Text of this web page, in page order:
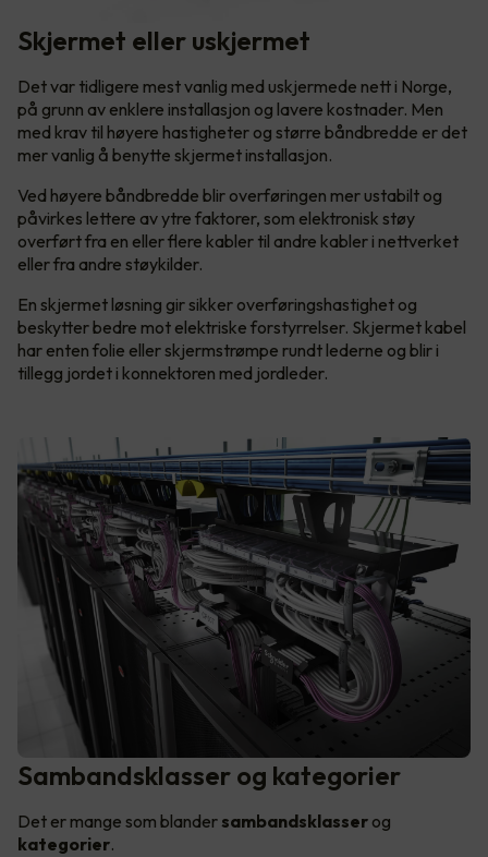
Skjermet eller uskjermet
Det var tidligere mest vanlig med uskjermede nett i Norge,
på grunn av enklere installasjon og lavere kostnader. Men
med krav til høyere hastigheter og større båndbredde er det
mer vanlig å benytte skjermet installasjon.
Ved høyere båndbredde blir overføringen mer ustabilt og
påvirkes lettere av ytre faktorer, som elektronisk støy
overført fra en eller flere kabler til andre kabler i nettverket
eller fra andre støykilder.
En skjermet løsning gir sikker overføringshastighet og
beskytter bedre mot elektriske forstyrrelser. Skjermet kabel
har enten folie eller skjermstrømpe rundt lederne og blir i
tillegg jordet i konnektoren med jordleder.
Sambandsklasser og kategorier
Det er mange som blander sambandsklasser og
kategorier.